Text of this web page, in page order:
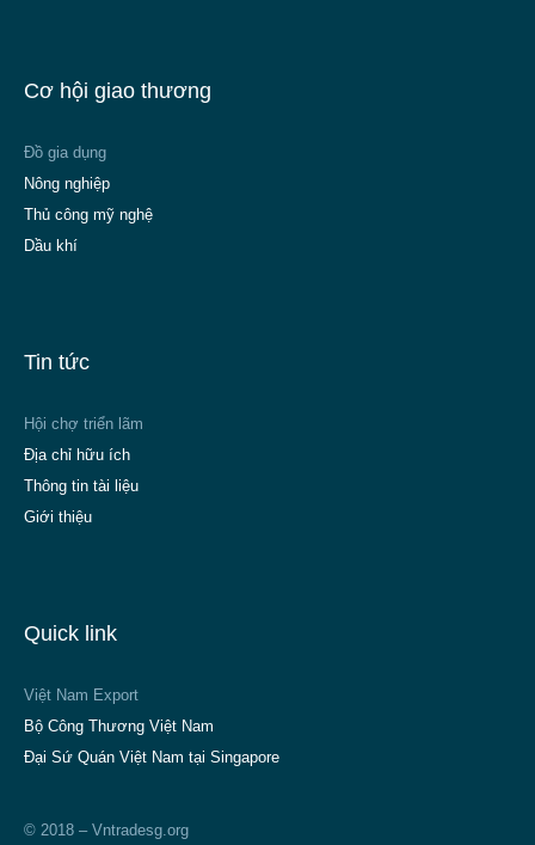
Cơ hội giao thương
Đồ gia dụng
Nông nghiệp
Thủ công mỹ nghệ
Dầu khí
Tin tức
Hội chợ triển lãm
Địa chỉ hữu ích
Thông tin tài liệu
Giới thiệu
Quick link
Việt Nam Export
Bộ Công Thương Việt Nam
Đại Sứ Quán Việt Nam tại Singapore
© 2018 – Vntradesg.org